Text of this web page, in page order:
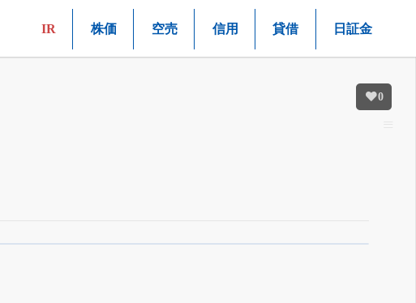
IR 株価 空売 信用 貸借 日証金
0